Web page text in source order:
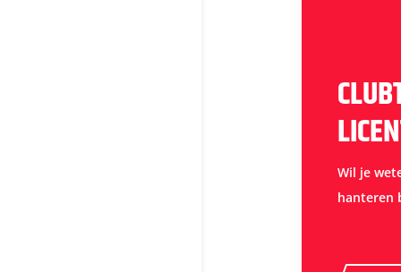
Wil je
hanteren